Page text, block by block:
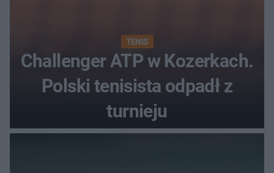
TENIS
Challenger ATP w Kozerkach.
Polski tenisista odpadł z
turnieju